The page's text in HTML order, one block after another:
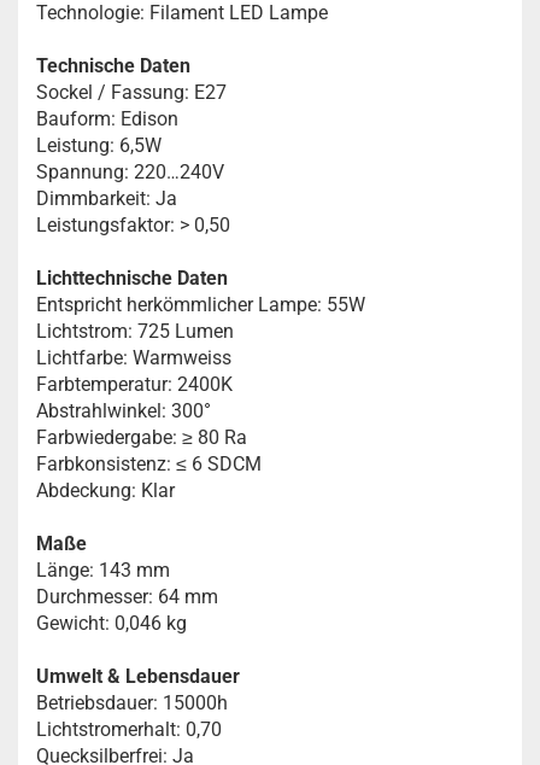
Technologie: Filament LED Lampe
Technische Daten
Sockel / Fassung: E27
Bauform: Edison
Leistung: 6,5W
Spannung: 220…240V
Dimmbarkeit: Ja
Leistungsfaktor: > 0,50
Lichttechnische Daten
Entspricht herkömmlicher Lampe: 55W
Lichtstrom: 725 Lumen
Lichtfarbe: Warmweiss
Farbtemperatur: 2400K
Abstrahlwinkel: 300°
Farbwiedergabe: ≥ 80 Ra
Farbkonsistenz: ≤ 6 SDCM
Abdeckung: Klar
Maße
Länge: 143 mm
Durchmesser: 64 mm
Gewicht: 0,046 kg
Umwelt & Lebensdauer
Betriebsdauer: 15000h
Lichtstromerhalt: 0,70
Quecksilberfrei: Ja